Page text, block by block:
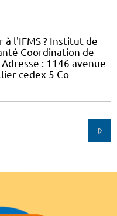
à l'IFMS ? Institut de
Coordination de
: 1146 avenue
cedex 5 Co